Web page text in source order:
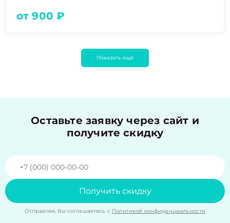
от 900 ₽
Показать ещё
Оставьте заявку через сайт и
получите скидку
Получить скидку
Отправляя, Вы соглашаетесь с Политикой конфиденциальности